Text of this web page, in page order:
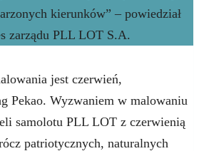
kierunków” – powiedział
zarządu PLL LOT S.A.
jest czerwień,
Pekao. Wyzwaniem w malowaniu
samolotu PLL LOT z czerwienią
patriotycznych, naturalnych